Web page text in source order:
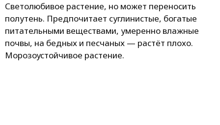
Светолюбивое растение, но может переносить
полутень. Предпочитает суглинистые, богатые
питательными веществами, умеренно влажные
почвы, на бедных и песчаных — растёт плохо.
Морозоустойчивое растение.